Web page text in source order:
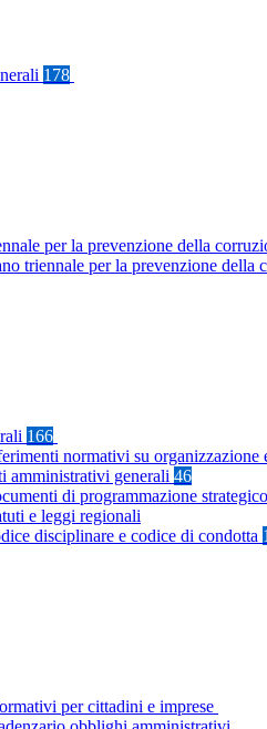
178
per la prevenzione della
triennale per la prevenzione della
166
normativi su organizzazione
amministrativi generali 46
di programmazione
e leggi regionali
disciplinare e codice di condotta 1
per cittadini e imprese